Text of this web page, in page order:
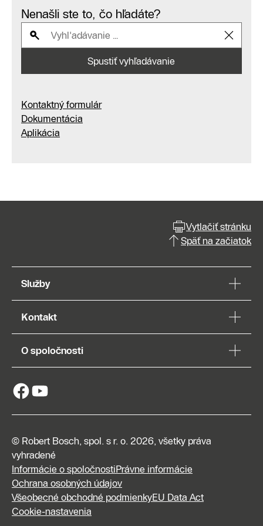
Nenašli ste to, čo hľadáte?
Spustiť vyhľadávanie
Kontaktný formulár
Dokumentácia
Aplikácia
Vytlačiť stránku
Späť na začiatok
Služby
Kontakt
O spoločnosti
© Robert Bosch, spol. s r. o. 2026, všetky práva
vyhradené
Informácie o spoločnostiPrávne informácie
Ochrana osobných údajov
Všeobecné obchodné podmienkyEU Data Act
Cookie-nastavenia